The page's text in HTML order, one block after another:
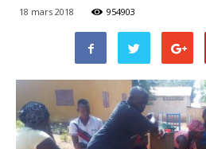
18 mars 2018 954903